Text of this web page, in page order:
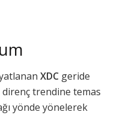
XDC geride
direnç trendine temas
yönde yönelerek